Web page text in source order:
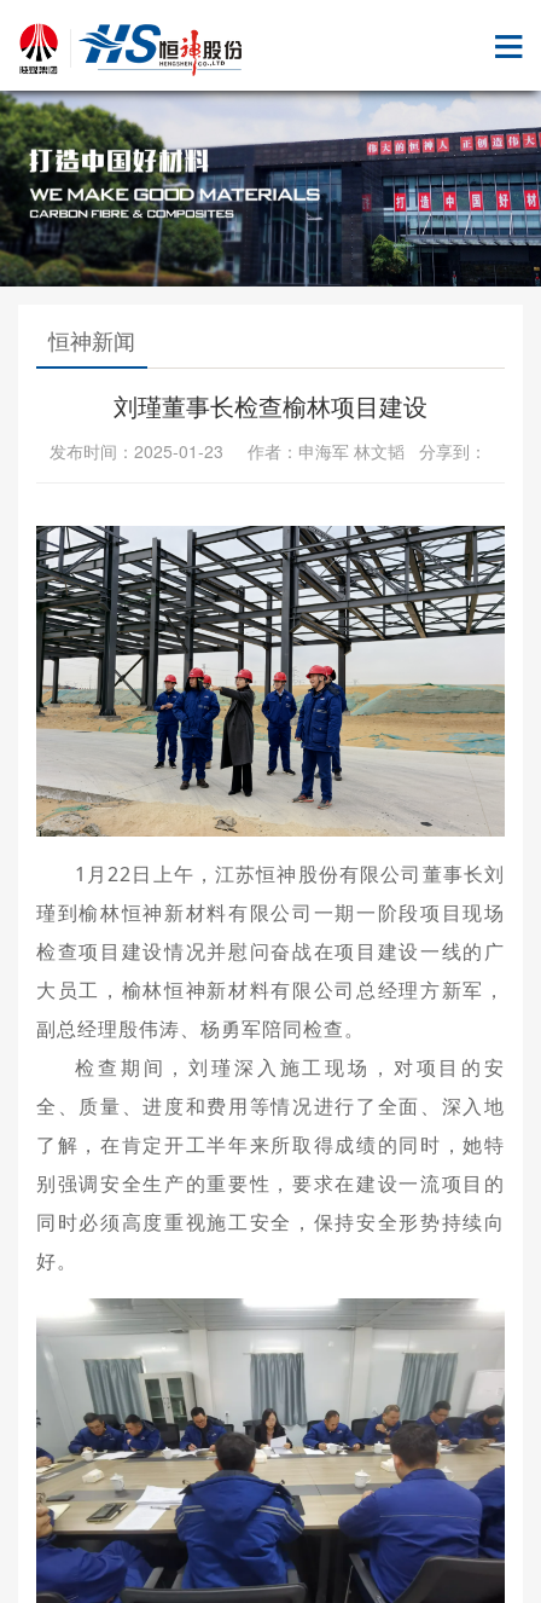
恒神新闻
刘瑾董事长检查榆林项目建设
发布时间：2025-01-23 作者：申海军 林文韬 分享到：
1月22日上午，江苏恒神股份有限公司董事长刘
瑾到榆林恒神新材料有限公司一期一阶段项目现场
检查项目建设情况并慰问奋战在项目建设一线的广
大员工，榆林恒神新材料有限公司总经理方新军，
副总经理殷伟涛、杨勇军陪同检查。
检查期间，刘瑾深入施工现场，对项目的安
全、质量、进度和费用等情况进行了全面、深入地
了解，在肯定开工半年来所取得成绩的同时，她特
别强调安全生产的重要性，要求在建设一流项目的
同时必须高度重视施工安全，保持安全形势持续向
好。